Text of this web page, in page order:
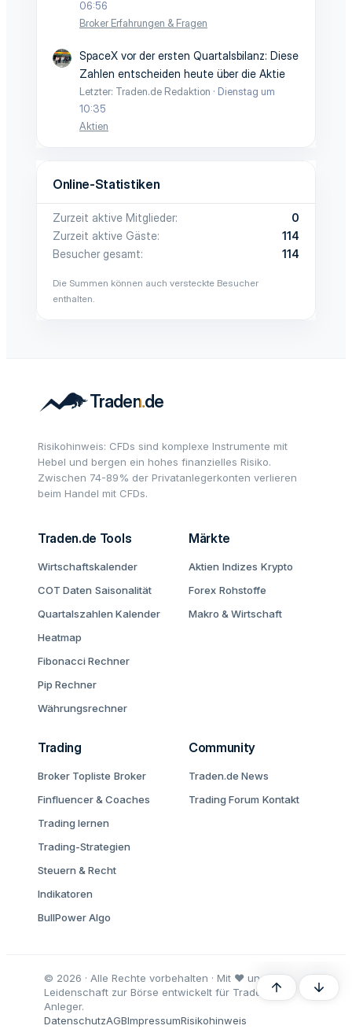
06:56
Broker Erfahrungen & Fragen
SpaceX vor der ersten Quartalsbilanz: Diese
Zahlen entscheiden heute über die Aktie
Letzter: Traden.de Redaktion
Dienstag um
10:35
Aktien
Online-Statistiken
Zurzeit aktive Mitglieder
0
Zurzeit aktive Gäste
114
Besucher gesamt
114
Die Summen können auch versteckte Besucher
enthalten.
Risikohinweis: CFDs sind komplexe Instrumente mit
Hebel und bergen ein hohes finanzielles Risiko.
Zwischen 74-89% der Privatanlegerkonten verlieren
beim Handel mit CFDs.
Traden.de Tools
Wirtschaftskalender
COT Daten Saisonalität
Quartalszahlen Kalender
Heatmap
Fibonacci Rechner
Pip Rechner
Währungsrechner
Märkte
Aktien Indizes Krypto
Forex Rohstoffe
Makro & Wirtschaft
Trading
Broker Topliste Broker
Finfluencer & Coaches
Trading lernen
Trading-Strategien
Steuern & Recht
Indikatoren
BullPower Algo
Community
Traden.de News
Trading Forum Kontakt
© 2026 · Alle Rechte vorbehalten · Mit ♥ und
Leidenschaft zur Börse entwickelt für Trader und
Anleger.
DatenschutzAGBImpressumRisikohinweis
Oben Unten